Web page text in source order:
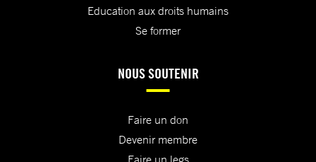
Education aux droits humains
Se former
NOUS SOUTENIR
Faire un don
Devenir membre
Faire un legs